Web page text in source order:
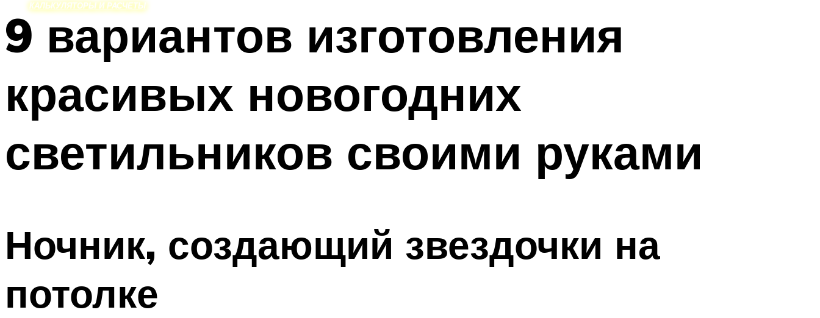
КАЛЬКУЛЯТОРЫ И РАСЧЕТЫ
Меню
9 вариантов изготовления
красивых новогодних
светильников своими руками
Ночник, создающий звездочки на
потолке